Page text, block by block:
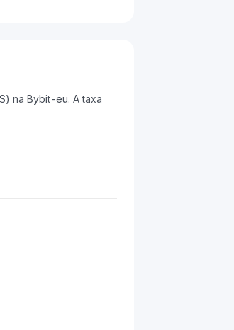
na Bybit-eu. A taxa